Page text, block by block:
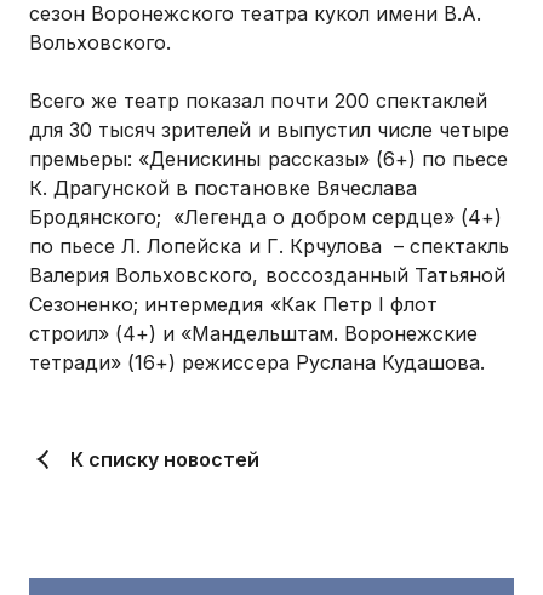
сезон Воронежского театра кукол имени В.А.
Вольховского.
Всего же театр показал почти 200 спектаклей
для 30 тысяч зрителей и выпустил числе четыре
премьеры: «Денискины рассказы» (6+) по пьесе
К. Драгунской в постановке Вячеслава
Бродянского; «Легенда о добром сердце» (4+)
по пьесе Л. Лопейска и Г. Крчулова – спектакль
Валерия Вольховского, воссозданный Татьяной
Сезоненко; интермедия «Как Петр I флот
строил» (4+) и «Мандельштам. Воронежские
тетради» (16+) режиссера Руслана Кудашова.
К списку новостей